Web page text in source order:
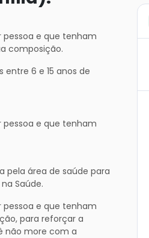
pessoa e que tenham
composição.
6 e 15 anos de
pessoa e que tenham
pela área de saúde para
Saúde.
pessoa e que tenham
para reforçar a
não more com a